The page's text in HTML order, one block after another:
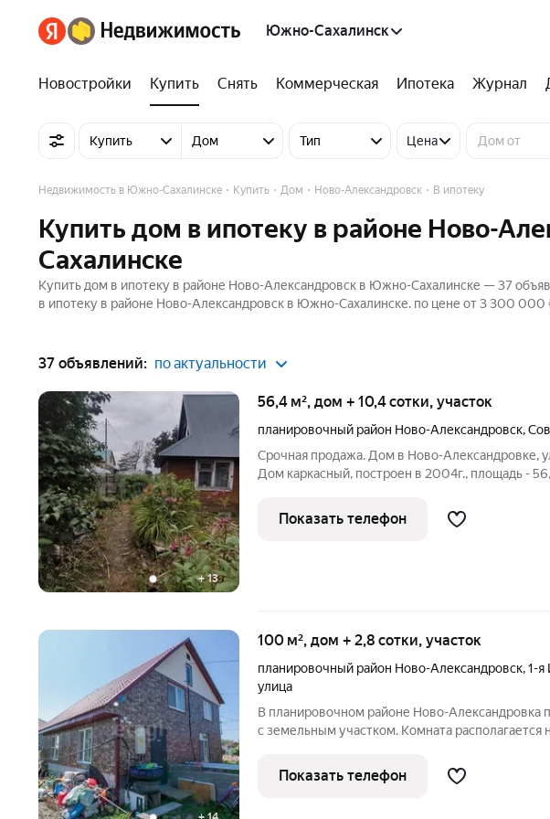
Южно-Сахалинск
Новостройки Купить Снять Коммерческая Ипотека Журнал
Купить Дом Тип Цена
Недвижимость в Южно-Сахалинске Купить Дом Ново-Александровск В ипотеку
Купить дом в ипотеку в районе Ново-
Сахалинске
Купить дом в ипотеку в районе Ново-Александровск в Южно-Сахалинске — 37
в ипотеку в районе Ново-Александровск в Южно-Сахалинске. по цене от 3 300 000
37 объявлений: по актуальности
+13
56,4 м², дом + 10,4 сотки, участок
планировочный район Ново-Александровск,
Срочная продажа. Дом в Ново-Александровке,
Дом каркасный, построен в 2004г., площадь -
ватой. Требуется ремонт в бойлерной и ванной
Показать телефон
100 м², дом + 2,8 сотки, участок
планировочный район Ново-Александровск,1-я
улица
В планировочном районе Ново-Александровка
с земельным участком. Комната располагается
Централизованная, канализация септик (4
настоящее
Показать телефон